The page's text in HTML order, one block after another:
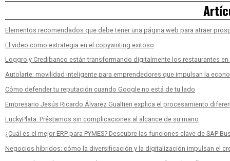
Elementos recomendados que debe tener una página web para atraer
El video como estrategia en el copywriting exitoso
Loggro y Credibanco están transformando digitalmente los restaurantes
Autolarte: movilidad inteligente para emprendedores que impulsan la
Cómo defender tu reputación cuando Google no está de tu lado
Empresario Jesús Ricardo Álvarez Gualtieri explica el procesamiento
LuckyPlata: Préstamos sin complicaciones al alcance de su mano
¿Cuál es el mejor ERP para PYMES? Descubre las funciones clave de SAP
Negocios híbridos: cómo la diversificación y la digitalización impulsan el